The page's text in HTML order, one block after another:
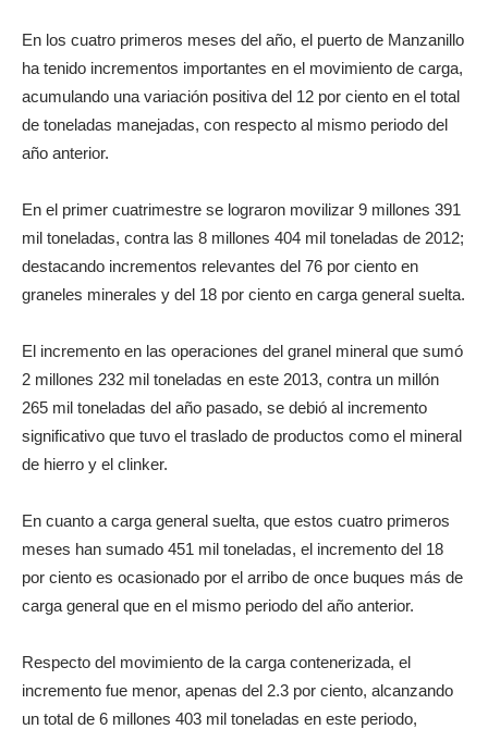
En los cuatro primeros meses del año, el puerto de Manzanillo
ha tenido incrementos importantes en el movimiento de carga,
acumulando una variación positiva del 12 por ciento en el total
de toneladas manejadas, con respecto al mismo periodo del
año anterior.
En el primer cuatrimestre se lograron movilizar 9 millones 391
mil toneladas, contra las 8 millones 404 mil toneladas de 2012;
destacando incrementos relevantes del 76 por ciento en
graneles minerales y del 18 por ciento en carga general suelta.
El incremento en las operaciones del granel mineral que sumó
2 millones 232 mil toneladas en este 2013, contra un millón
265 mil toneladas del año pasado, se debió al incremento
significativo que tuvo el traslado de productos como el mineral
de hierro y el clinker.
En cuanto a carga general suelta, que estos cuatro primeros
meses han sumado 451 mil toneladas, el incremento del 18
por ciento es ocasionado por el arribo de once buques más de
carga general que en el mismo periodo del año anterior.
Respecto del movimiento de la carga contenerizada, el
incremento fue menor, apenas del 2.3 por ciento, alcanzando
un total de 6 millones 403 mil toneladas en este periodo,